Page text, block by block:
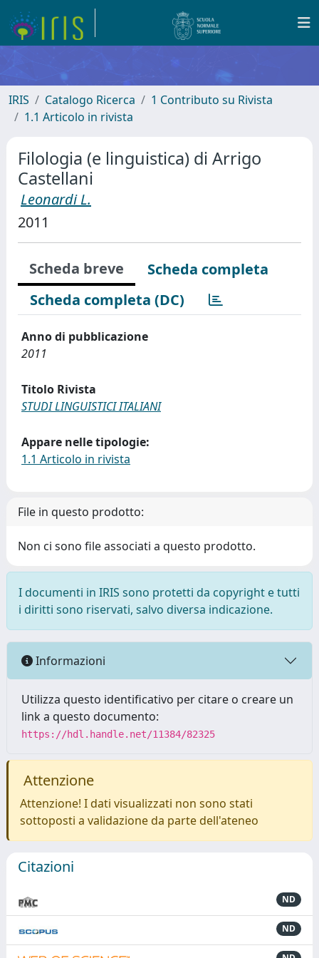
IRIS Catalogo Ricerca
1 Contributo su Rivista
1.1 Articolo in rivista
Filologia (e linguistica) di Arrigo
Castellani
Leonardi L.
2011
Scheda breve
Scheda completa
Scheda completa (DC)
Anno di pubblicazione
2011
Titolo Rivista
STUDI LINGUISTICI ITALIANI
Appare nelle tipologie:
1.1 Articolo in rivista
File in questo prodotto:
Non ci sono file associati a questo prodotto.
I documenti in IRIS sono protetti da copyright e tutti
i diritti sono riservati, salvo diversa indicazione.
Informazioni
Utilizza questo identificativo per citare o creare un
link a questo documento:
https://hdl.handle.net/11384/82325
Attenzione
Attenzione! I dati visualizzati non sono stati
sottoposti a validazione da parte dell'ateneo
Citazioni
ND
ND